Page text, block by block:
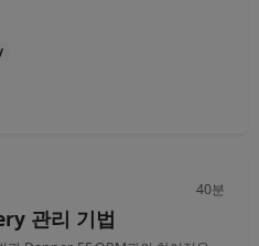
40분
관리 기법